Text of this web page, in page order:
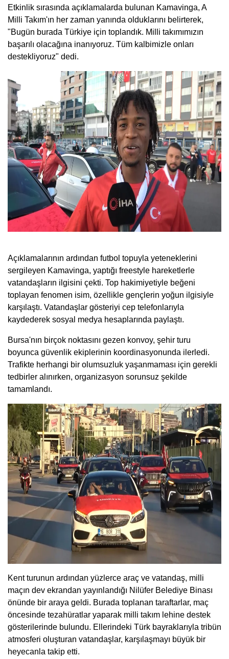
Etkinlik sırasında açıklamalarda bulunan Kamavinga, A
Milli Takım'ın her zaman yanında olduklarını belirterek,
"Bugün burada Türkiye için toplandık. Milli takımımızın
başarılı olacağına inanıyoruz. Tüm kalbimizle onları
destekliyoruz" dedi.
Açıklamalarının ardından futbol topuyla yeteneklerini
sergileyen Kamavinga, yaptığı freestyle hareketlerle
vatandaşların ilgisini çekti. Top hakimiyetiyle beğeni
toplayan fenomen isim, özellikle gençlerin yoğun ilgisiyle
karşılaştı. Vatandaşlar gösteriyi cep telefonlarıyla
kaydederek sosyal medya hesaplarında paylaştı.
Bursa'nın birçok noktasını gezen konvoy, şehir turu
boyunca güvenlik ekiplerinin koordinasyonunda ilerledi.
Trafikte herhangi bir olumsuzluk yaşanmaması için gerekli
tedbirler alınırken, organizasyon sorunsuz şekilde
tamamlandı.
Kent turunun ardından yüzlerce araç ve vatandaş, milli
maçın dev ekrandan yayınlandığı Nilüfer Belediye Binası
önünde bir araya geldi. Burada toplanan taraftarlar, maç
öncesinde tezahüratlar yaparak milli takım lehine destek
gösterilerinde bulundu. Ellerindeki Türk bayraklarıyla tribün
atmosferi oluşturan vatandaşlar, karşılaşmayı büyük bir
heyecanla takip etti.